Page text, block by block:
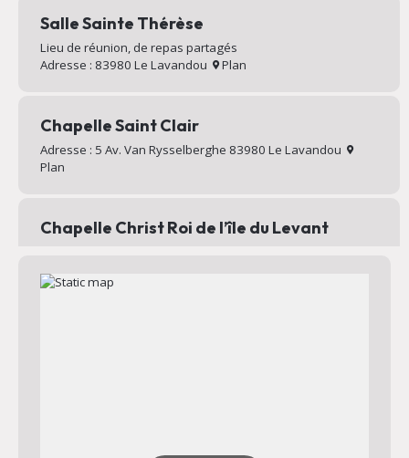
Salle Sainte Thérèse
Lieu de réunion, de repas partagés
Adresse : 83980 Le Lavandou
Plan
Chapelle Saint Clair
Adresse : 5 Av. Van Rysselberghe 83980 Le Lavandou
Plan
Chapelle Christ Roi de l’île du Levant